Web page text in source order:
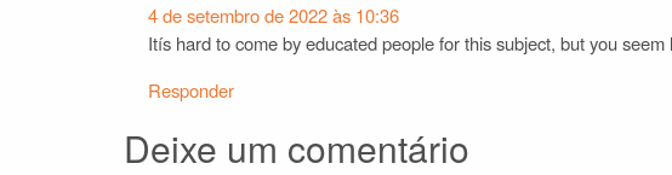
4 de setembro de 2022 às 10:36
Itís hard to come by educated people for this subject, but you
Responder
Deixe um comentário